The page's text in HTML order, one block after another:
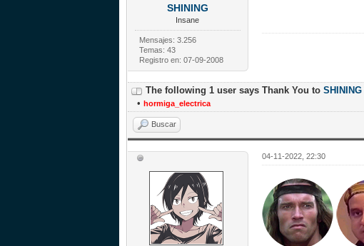
SHINING
Insane
Mensajes: 3.256
Temas: 43
Registro en: 07-09-2008
The following 1 user says Thank You to SHINING
• hormiga_electrica
Buscar
04-11-2022, 22:30